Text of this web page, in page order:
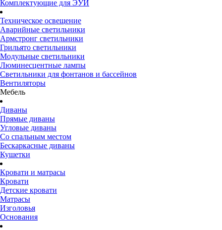
Комплектующие для ЭУИ
Техническое освещение
Аварийные светильники
Армстронг светильники
Грильято светильники
Модульные светильники
Люминесцентные лампы
Светильники для фонтанов и бассейнов
Вентиляторы
Мебель
Диваны
Прямые диваны
Угловые диваны
Со спальным местом
Бескаркасные диваны
Кушетки
Кровати и матрасы
Кровати
Детские кровати
Матрасы
Изголовья
Основания